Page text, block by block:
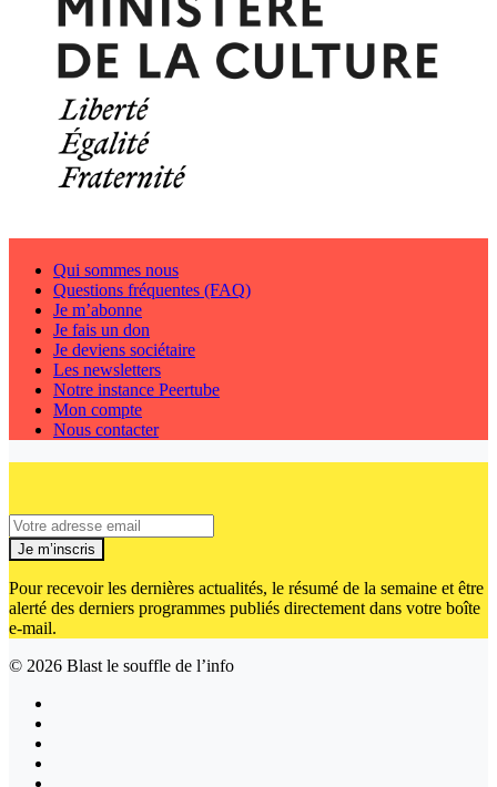
Qui sommes nous
Questions fréquentes (FAQ)
Je m’abonne
Je fais un don
Je deviens sociétaire
Les newsletters
Notre instance Peertube
Mon compte
Nous contacter
Je m’inscris
Pour recevoir les dernières actualités, le résumé de la semaine et être
alerté des derniers programmes publiés directement dans votre boîte
e-mail.
© 2026 Blast le souffle de l’info